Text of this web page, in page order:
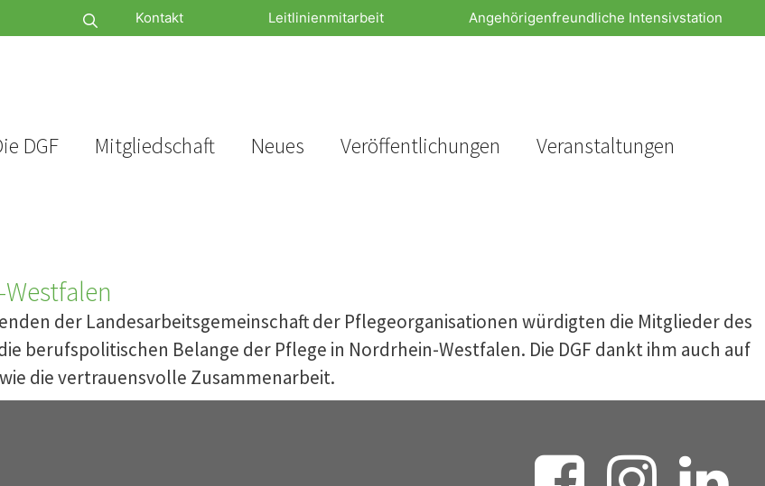
Kontakt Leitlinienmitarbeit Angehörigenfreundliche Intensivstation
DGF Mitgliedschaft Neues Veröffentlichungen Veranstaltungen
der Landesarbeitsgemeinschaft der Pflegeorganisationen würdigten die Mitglieder des
berufspolitischen Belange der Pflege in Nordrhein-Westfalen. Die DGF dankt ihm auch auf
die vertrauensvolle Zusammenarbeit.